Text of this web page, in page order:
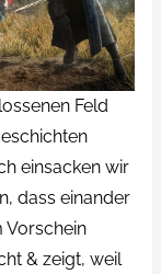
Feld
einsacken wir
dass einander
Vorschein
& zeigt, weil